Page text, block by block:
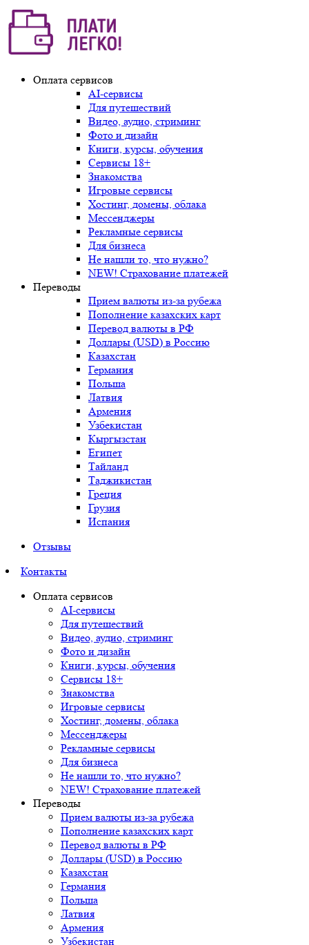
Оплата сервисов
AI-сервисы
Для путешествий
Видео, аудио, стриминг
Фото и дизайн
Книги, курсы, обучения
Сервисы 18+
Знакомства
Игровые сервисы
Хостинг, домены, облака
Мессенджеры
Рекламные сервисы
Для бизнеса
Не нашли то, что нужно?
NEW! Страхование платежей
Переводы
Прием валюты из-за рубежа
Пополнение казахских карт
Перевод валюты в РФ
Доллары (USD) в Россию
Казахстан
Германия
Польша
Латвия
Армения
Узбекистан
Кыргызстан
Египет
Тайланд
Таджикистан
Греция
Грузия
Испания
Отзывы
Контакты
Оплата сервисов
AI-сервисы
Для путешествий
Видео, аудио, стриминг
Фото и дизайн
Книги, курсы, обучения
Сервисы 18+
Знакомства
Игровые сервисы
Хостинг, домены, облака
Мессенджеры
Рекламные сервисы
Для бизнеса
Не нашли то, что нужно?
NEW! Страхование платежей
Переводы
Прием валюты из-за рубежа
Пополнение казахских карт
Перевод валюты в РФ
Доллары (USD) в Россию
Казахстан
Германия
Польша
Латвия
Армения
Узбекистан